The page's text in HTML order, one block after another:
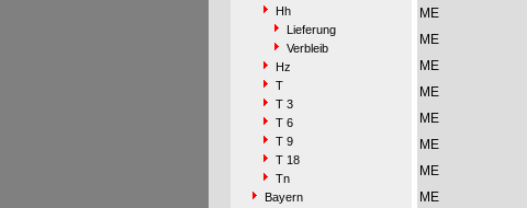
Hh
Lieferung
Verbleib
Hz
T
T 3
T 6
T 9
T 18
Tn
Bayern
ME
ME
ME
ME
ME
ME
ME
ME